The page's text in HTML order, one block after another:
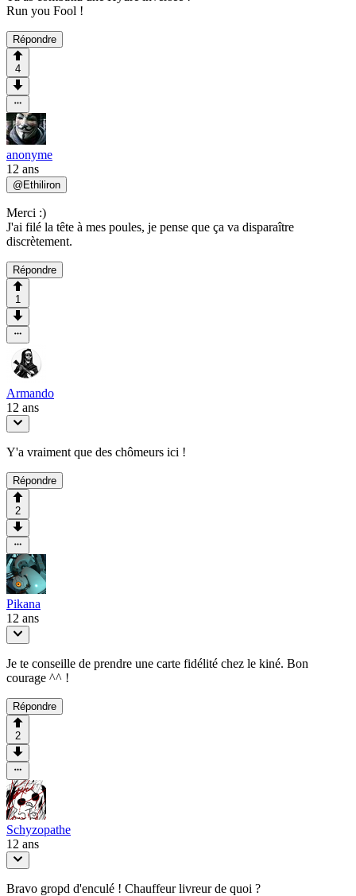
Run you Fool !
Répondre
4
anonyme
12 ans
@ Ethiliron
Merci :)
J'ai filé la tête à mes poules, je pense que ça va disparaître
discrètement.
Répondre
1
Armando
12 ans
Y'a vraiment que des chômeurs ici !
Répondre
2
Pikana
12 ans
Je te conseille de prendre une carte fidélité chez le kiné. Bon
courage ^^ !
Répondre
2
Schyzopathe
12 ans
Bravo gropd d'enculé ! Chauffeur livreur de quoi ?